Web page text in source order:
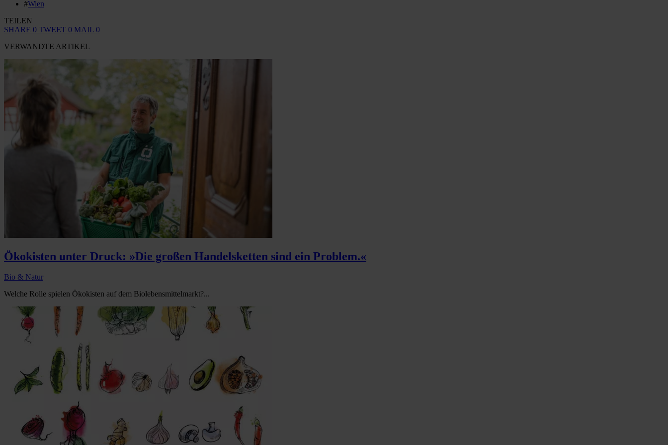
#Wien
TEILEN
SHARE 0 TWEET 0 MAIL 0
VERWANDTE ARTIKEL
Ökokisten unter Druck: »Die großen Handelsketten sind ein Problem.«
Bio & Natur
Welche Rolle spielen Ökokisten auf dem Biolebensmittelmarkt?...